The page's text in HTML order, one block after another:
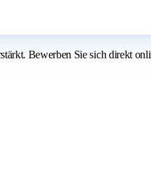
Bewerben Sie sich direkt